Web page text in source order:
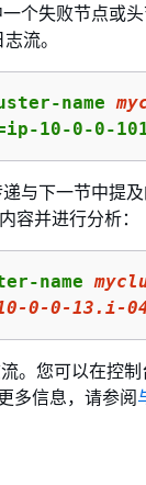
个失败节点或
流。
name
10-0-0-
与下一节中提
容并进行分析：
name
-0-0-13.i-
。您可以在控制
多信息，请参阅